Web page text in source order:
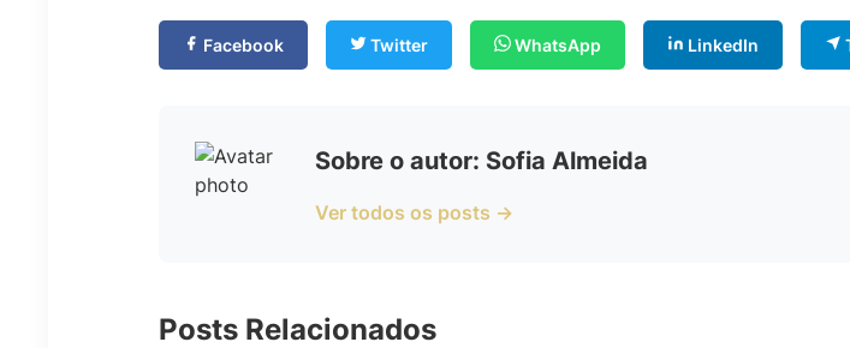
Facebook Twitter WhatsApp LinkedIn
Sobre o autor: Sofia Almeida
Ver todos os posts →
Posts Relacionados